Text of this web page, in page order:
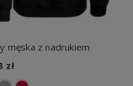
męska z nadrukiem
zł